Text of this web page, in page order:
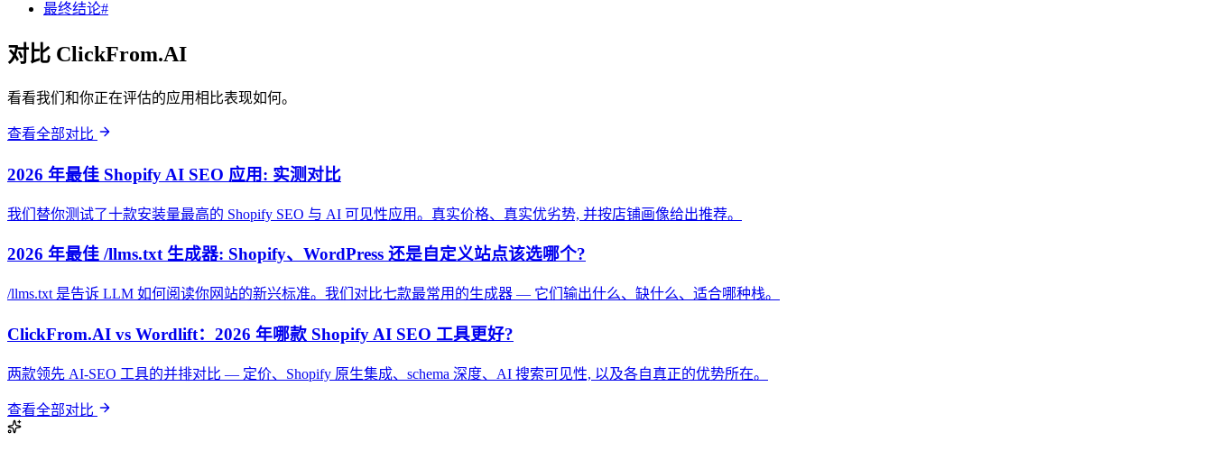
最终结论#
对比 ClickFrom.AI
看看我们和你正在评估的应用相比表现如何。
查看全部对比
2026 年最佳 Shopify AI SEO 应用: 实测对比
我们替你测试了十款安装量最高的 Shopify SEO 与 AI 可见性应用。真实价格、真实优劣势, 并按店铺画像给出推荐。
2026 年最佳 /llms.txt 生成器: Shopify、WordPress 还是自定义站点该选哪个?
/llms.txt 是告诉 LLM 如何阅读你网站的新兴标准。我们对比七款最常用的生成器 — 它们输出什么、缺什么、适合哪种栈。
ClickFrom.AI vs Wordlift：2026 年哪款 Shopify AI SEO 工具更好?
两款领先 AI-SEO 工具的并排对比 — 定价、Shopify 原生集成、schema 深度、AI 搜索可见性, 以及各自真正的优势所在。
查看全部对比